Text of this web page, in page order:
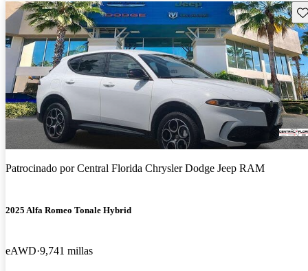
Patrocinado porCentral Florida Chrysler Dodge Jeep RAM
2025 Alfa Romeo Tonale Hybrid
eAWD 9,741 millas